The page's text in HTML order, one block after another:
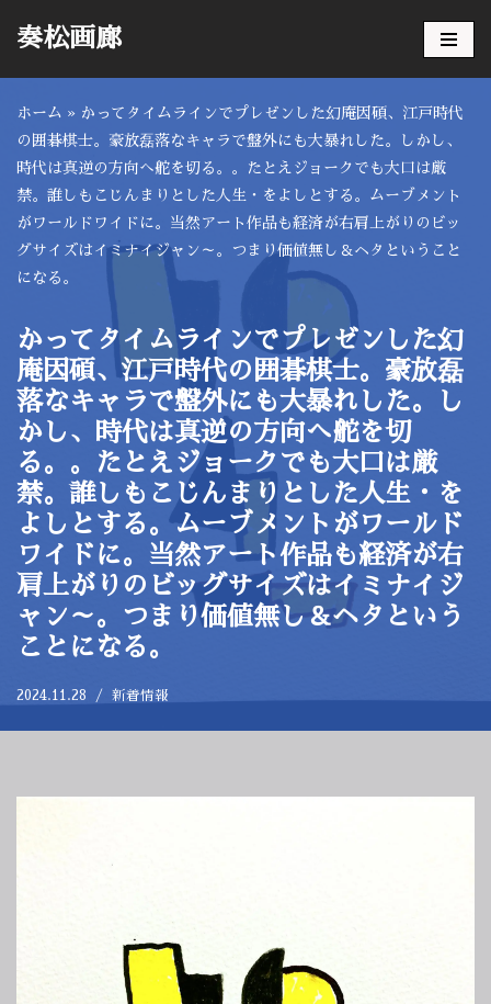
テ
ン
ツ
へ
ス
キ
ッ
奏松画廊
ホーム » かってタイムラインでプレゼンした幻庵因碩、江戸時代
の囲碁棋士。豪放磊落なキャラで盤外にも大暴れした。しかし、
時代は真逆の方向へ舵を切る。。たとえジョークでも大口は厳
禁。誰しもこじんまりとした人生・をよしとする。ムーブメント
がワールドワイドに。当然アート作品も経済が右肩上がりのビッ
グサイズはイミナイジャン～。つまり価値無し＆ヘタということ
になる。
かってタイムラインでプレゼンした幻
庵因碩、江戸時代の囲碁棋士。豪放磊
落なキャラで盤外にも大暴れした。し
かし、時代は真逆の方向へ舵を切
る。。たとえジョークでも大口は厳
禁。誰しもこじんまりとした人生・を
よしとする。ムーブメントがワールド
ワイドに。当然アート作品も経済が右
肩上がりのビッグサイズはイミナイジ
ャン～。つまり価値無し＆ヘタという
ことになる。
2024.11.28 新着情報